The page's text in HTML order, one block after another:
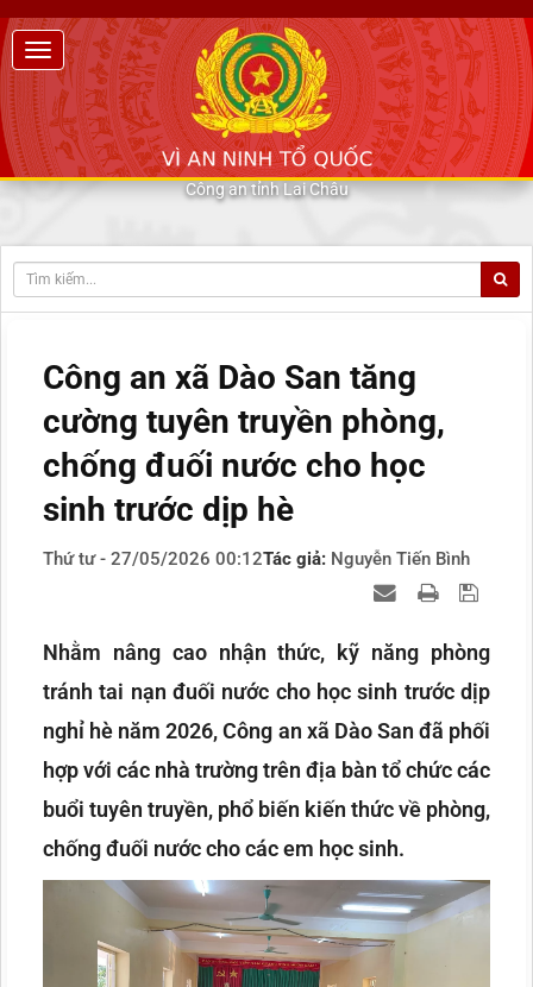
Công an tỉnh Lai Châu
Công an xã Dào San tăng
cường tuyên truyền phòng,
chống đuối nước cho học
sinh trước dịp hè
Thứ tư - 27/05/2026 00:12Tác giả: Nguyễn Tiến Bình
Nhằm nâng cao nhận thức, kỹ năng phòng
tránh tai nạn đuối nước cho học sinh trước dịp
nghỉ hè năm 2026, Công an xã Dào San đã phối
hợp với các nhà trường trên địa bàn tổ chức các
buổi tuyên truyền, phổ biến kiến thức về phòng,
chống đuối nước cho các em học sinh.